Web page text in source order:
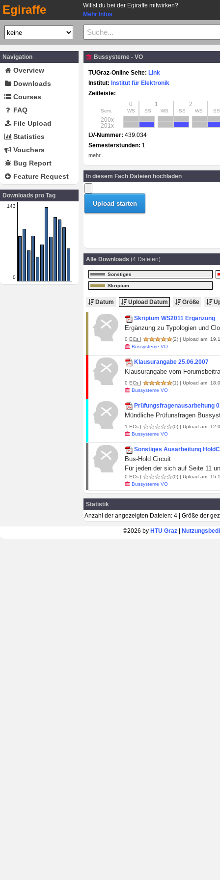
Egiraffe
Willst du bei der Egiraffe mitwirken?
Mehr Infos
Navigation
Overview
Downloads
Courses
FAQ
File Upload
Statistics
Vouchers
Bug Report
Feature Request
Downloads pro Tag
143
0
Bussysteme - VO
TUGraz-Online Seite: Link
Institut: Institut für Elektronik
Zeitleiste:
0
1 2
Sem. WS SS WS SS WS SS
200x
201x
LV-Nummer: 439.034
Semesterstunden: 1
mehr...
In diesem Fach Dateien hochladen
Alle Downloads (4 Dateien)
Sonstiges
Skriptum
Datum Upload Datum Größe
Skriptum WS2011 Ergänzung
Ergänzung zu Typologien und
0 ECs | (2) | Upload am:
Bussysteme VO
Klausurangabe 25.06.2007
Klausurangabe vom
0 ECs | (1) | Upload am:
Bussysteme VO
Prüfungsfragenausarbeitung
Mündliche Prüfunsfragen
1 ECs | (0) | Upload am:
Bussysteme VO
Sonstiges Ausarbeitung
Bus-Hold Circuit
Für jeden der sich auf Seite 11
0 ECs | (0) | Upload am:
Bussysteme VO
Statistik
Anzahl der angezeigten Dateien: 4 | Größe der
©2026 by HTU Graz|